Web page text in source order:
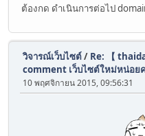
ต้องกด ดำเนินการต่อไป
วิจารณ์เว็บไซต์/ Re: 【
comment เว็บไซต์ใหม่หน่อย
10 พฤศจิกายน 2015, 09:56:31